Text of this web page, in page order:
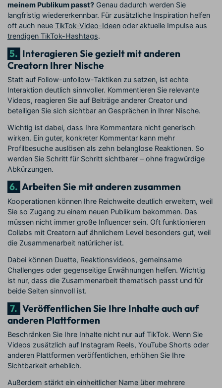
meinem Publikum passt? Genau dadurch werden Sie
langfristig wiedererkennbar. Für zusätzliche Inspiration helfen
oft auch neue TikTok-Video-Ideen oder aktuelle Impulse aus
trendigen TikTok-Hashtags.
5. Interagieren Sie gezielt mit anderen
Creatorn Ihrer Nische
Statt auf Follow-unfollow-Taktiken zu setzen, ist echte
Interaktion deutlich sinnvoller. Kommentieren Sie relevante
Videos, reagieren Sie auf Beiträge anderer Creator und
beteiligen Sie sich sichtbar an Gesprächen in Ihrer Nische.
Wichtig ist dabei, dass Ihre Kommentare nicht generisch
wirken. Ein guter, konkreter Kommentar kann mehr
Profilbesuche auslösen als zehn belanglose Reaktionen. So
werden Sie Schritt für Schritt sichtbarer – ohne fragwürdige
Abkürzungen.
6. Arbeiten Sie mit anderen zusammen
Kooperationen können Ihre Reichweite deutlich erweitern, weil
Sie so Zugang zu einem neuen Publikum bekommen. Das
müssen nicht immer große Influencer sein. Oft funktionieren
Collabs mit Creatorn auf ähnlichem Level besonders gut, weil
die Zusammenarbeit natürlicher ist.
Dabei können Duette, Reaktionsvideos, gemeinsame
Challenges oder gegenseitige Erwähnungen helfen. Wichtig
ist nur, dass die Zusammenarbeit thematisch passt und für
beide Seiten sinnvoll ist.
7. Veröffentlichen Sie Ihre Inhalte auch auf
anderen Plattformen
Beschränken Sie Ihre Inhalte nicht nur auf TikTok. Wenn Sie
Videos zusätzlich auf Instagram Reels, YouTube Shorts oder
anderen Plattformen veröffentlichen, erhöhen Sie Ihre
Sichtbarkeit erheblich.
Außerdem stärkt ein einheitlicher Name über mehrere